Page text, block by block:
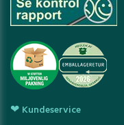
❤ Kundeservice